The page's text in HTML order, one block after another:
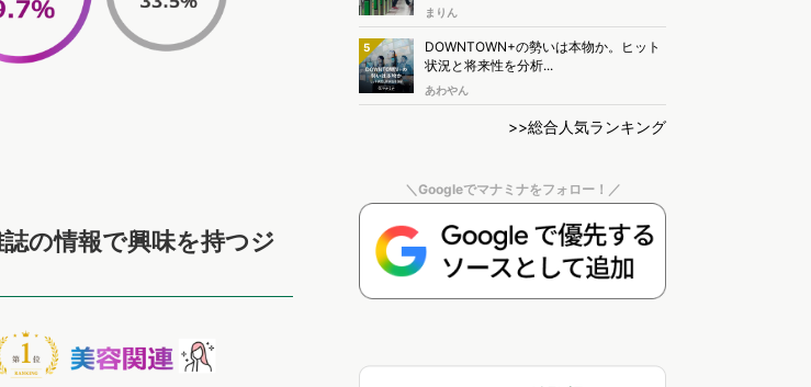
の情報で興味を持つジ
まりん
5
DOWNTOWN+の勢いは本物か。ヒット
状況と将来性を分析...
あわやん
>>総合人気ランキング
＼Googleでマナミナをフォロー！／